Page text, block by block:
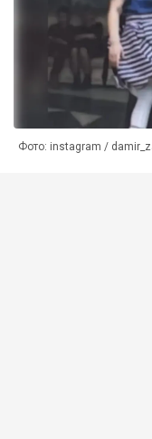
Фото: instagram /